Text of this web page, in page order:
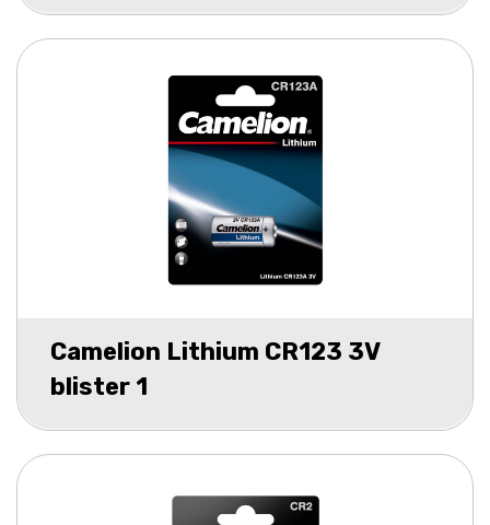
Camelion Lithium CR123 3V
blister 1